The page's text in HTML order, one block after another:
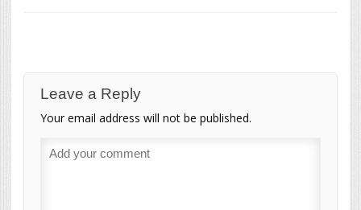
Leave a Reply
Your email address will not be published.